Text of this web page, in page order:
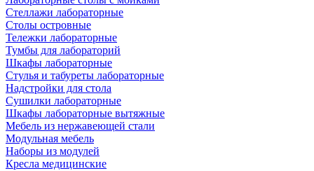
Стеллажи лабораторные
Столы островные
Тележки лабораторные
Тумбы для лабораторий
Шкафы лабораторные
Стулья и табуреты лабораторные
Надстройки для стола
Сушилки лабораторные
Шкафы лабораторные вытяжные
Мебель из нержавеющей стали
Модульная мебель
Наборы из модулей
Кресла медицинские